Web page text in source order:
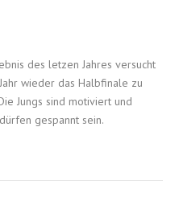
des letzen Jahres versucht
wieder das Halbfinale zu
Jungs sind motiviert und
gespannt sein.